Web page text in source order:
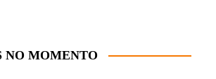
NO MOMENTO